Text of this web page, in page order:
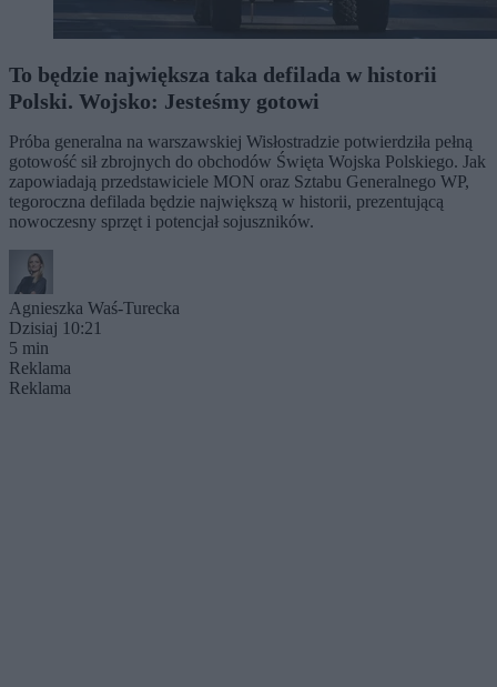
To będzie największa taka defilada w historii
Polski. Wojsko: Jesteśmy gotowi
Próba generalna na warszawskiej Wisłostradzie potwierdziła pełną
gotowość sił zbrojnych do obchodów Święta Wojska Polskiego. Jak
zapowiadają przedstawiciele MON oraz Sztabu Generalnego WP,
tegoroczna defilada będzie największą w historii, prezentującą
nowoczesny sprzęt i potencjał sojuszników.
Agnieszka Waś-Turecka
Dzisiaj 10:21
5 min
Reklama
Reklama